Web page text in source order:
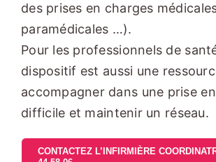
des prises en charges
paramédicales …).
Pour les professionnels de
dispositif est aussi une
accompagner dans une prise
difficile et maintenir un réseau.
CONTACTEZ L’INFIRMIÈRE